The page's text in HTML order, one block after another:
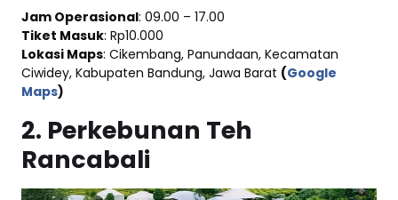
Jam Operasional: 09.00 – 17.00
Tiket Masuk: Rp10.000
Lokasi Maps: Cikembang, Panundaan, Kecamatan
Ciwidey, Kabupaten Bandung, Jawa Barat (Google
Maps)
2. Perkebunan Teh
Rancabali